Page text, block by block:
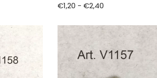
€1,20 - €2,40